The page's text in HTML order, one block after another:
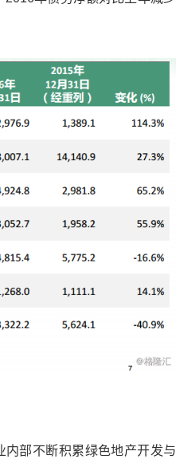
部不断积累绿色地产开发与